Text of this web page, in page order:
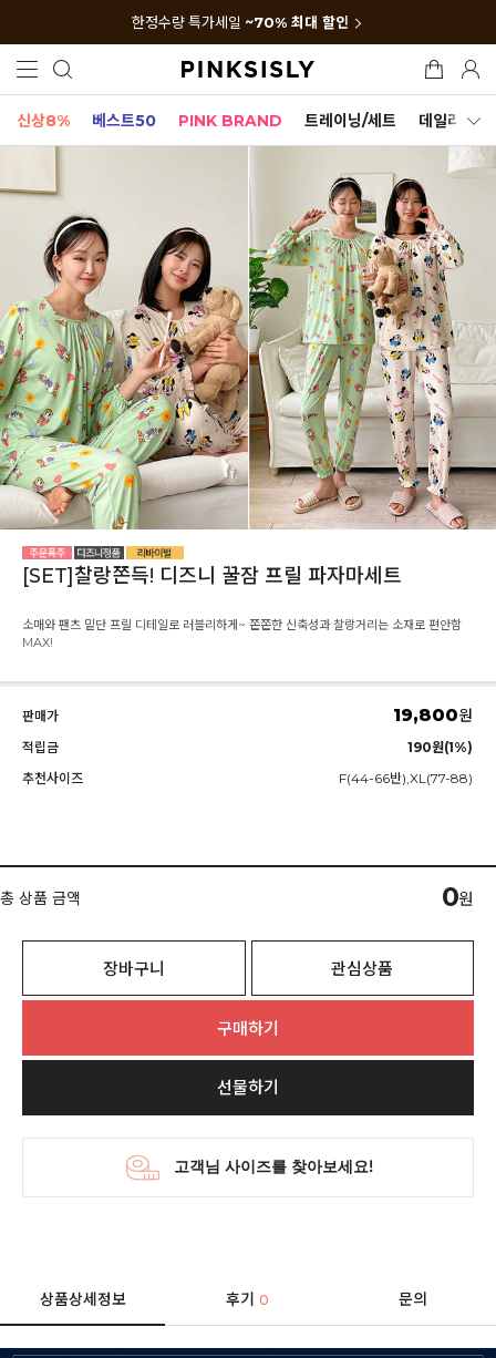
한정수량 특가세일 ~70% 최대 할인
신상8% 베스트50 PINK BRAND 트레이닝/세트 데일리세트
[SET]찰랑쫀득! 디즈니 꿀잠 프릴 파자마세트
소매와 팬츠 밑단 프릴 디테일로 러블리하게~ 쫀쫀한 신축성과 찰랑거리는 소재로 편안함
MAX!
판매가 19,800원
적립금
190원(1%)
추천사이즈
F(44-66반),XL(77-88)
총 상품 금액 0원
장바구니 관심상품
구매하기
선물하기
상품상세정보 후기0 문의